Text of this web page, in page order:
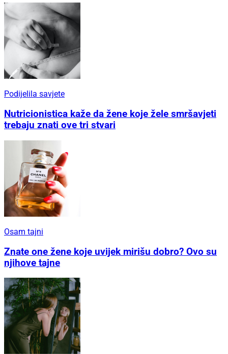
Podijelila savjete
Nutricionistica kaže da žene koje žele smršavjeti
trebaju znati ove tri stvari
Osam tajni
Znate one žene koje uvijek mirišu dobro? Ovo su
njihove tajne